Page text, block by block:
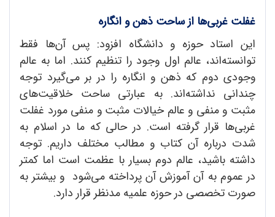
غفلت غربی‌ها از ساحت ذهن و انگاره
این استاد حوزه و دانشگاه افزود: پس آن‌ها فقط
توانسته‌اند، عالم اول وجود را تنظیم کنند. اما به عالم
وجودی دوم که ذهن و انگاره را در بر می‌گیرد توجه
چندانی نداشته‌اند. به عبارتی ساحت خلاقیت‌های
مثبت و منفی و عالم خیالات مثبت و منفی مورد غفلت
غربی‌ها قرار گرفته است. در حالی که ما در اسلام به
شدت درباره آن کتاب و مطالب مختلف داریم. توجه
داشته باشید، عالم دوم بسیار با عظمت است اما کمتر
در عموم به آن آموزش آن پرداخته می‌شود و بیشتر به
صورت تخصصی در حوزه علمیه مدنظر قرار دارد.